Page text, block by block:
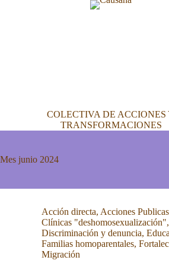
COLECTIVA DE ACCIONES
TRANSFORMACIONES
Mes junio 2024
Acción directa, Acciones Publicas
Clínicas "deshomosexualización",
Discriminación y denuncia,
Familias homoparentales,
Migración